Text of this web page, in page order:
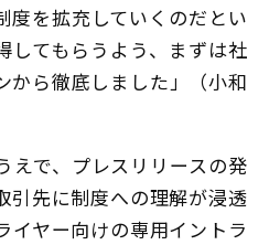
度を拡充していくのだとい
してもらうよう、まずは社
から徹底しました」（小和
えで、プレスリリースの発
引先に制度への理解が浸透
イヤー向けの専用イントラ